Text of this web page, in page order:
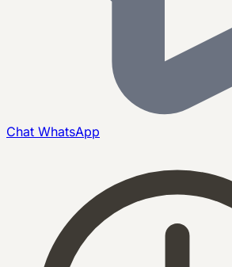
Chat WhatsApp